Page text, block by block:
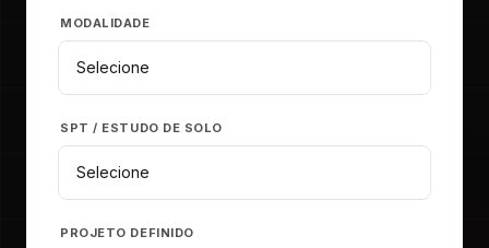
MODALIDADE
SPT / ESTUDO DE SOLO
PROJETO DEFINIDO